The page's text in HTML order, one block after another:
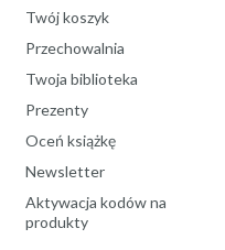
Twój koszyk
Przechowalnia
Twoja biblioteka
Prezenty
Oceń książkę
Newsletter
Aktywacja kodów na
produkty